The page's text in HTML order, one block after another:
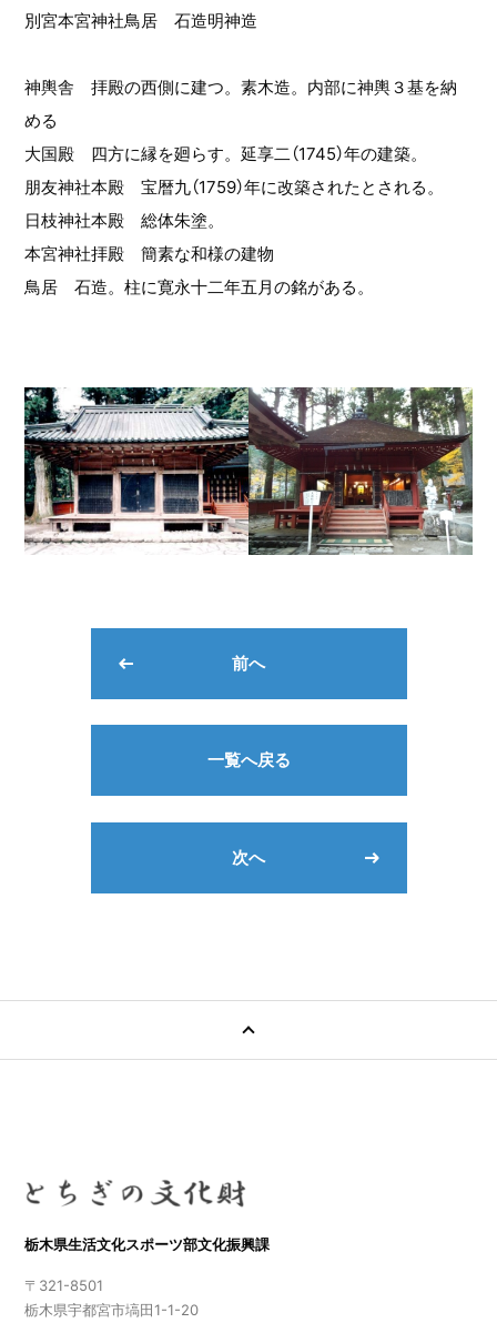
別宮本宮神社鳥居 石造明神造
神輿舎 拝殿の西側に建つ。素木造。内部に神輿３基を納
める
大国殿 四方に縁を廻らす。延享二（1745）年の建築。
朋友神社本殿 宝暦九（1759）年に改築されたとされる。
日枝神社本殿 総体朱塗。
本宮神社拝殿 簡素な和様の建物
鳥居 石造。柱に寛永十二年五月の銘がある。
前へ
一覧へ戻る
次へ
栃木県生活文化スポーツ部文化振興課
〒321-8501
栃木県宇都宮市塙田1-1-20